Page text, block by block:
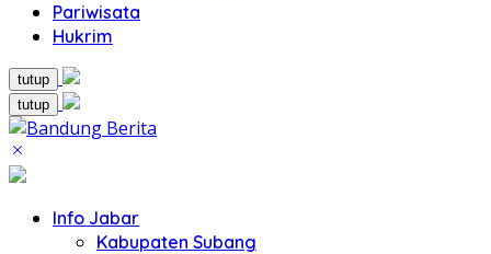
Pariwisata
Hukrim
tutup
tutup
Info Jabar
Kabupaten Subang